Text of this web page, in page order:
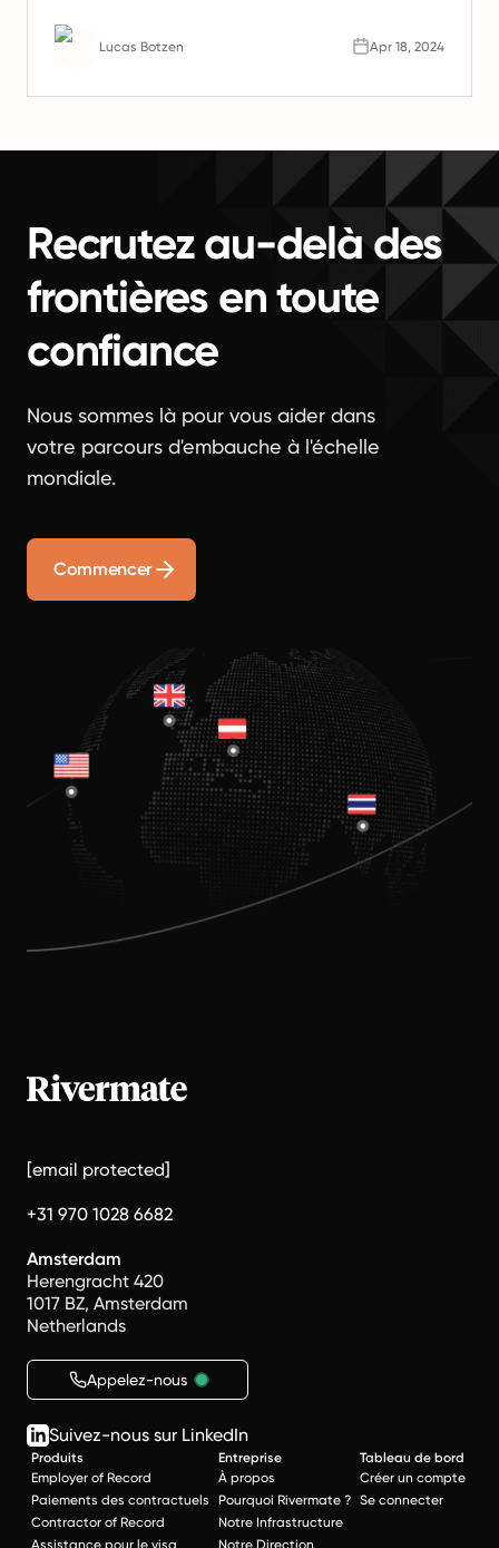
l'avenir du travail.
Lucas Botzen Apr 18, 2024
Recrutez au-delà des
frontières en toute
confiance
Nous sommes là pour vous aider dans
votre parcours d'embauche à l'échelle
mondiale.
Commencer
[email protected]
+31 970 1028 6682
Amsterdam
Herengracht 420
1017 BZ, Amsterdam
Netherlands
Appelez-nous
Suivez-nous sur LinkedIn
Produits
Employer of Record
Paiements des contractuels
Contractor of Record
Assistance pour le visa
Entreprise
À propos
Pourquoi Rivermate ?
Notre Infrastructure
Notre Direction
Tableau de bord
Créer un compte
Se connecter